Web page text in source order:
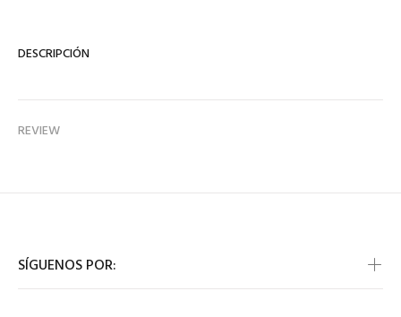
DESCRIPCIÓN
REVIEW
SÍGUENOS POR: